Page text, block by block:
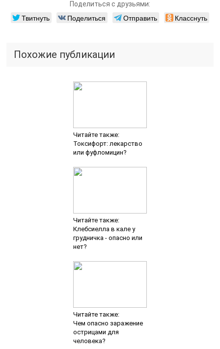
Поделиться с друзьями:
Твитнуть Поделиться Отправить Класснуть
Похожие публикации
Читайте также:
Токсифорт: лекарство
или фуфломицин?
Читайте также:
Клебсиелла в кале у
грудничка - опасно или
нет?
Читайте также:
Чем опасно заражение
острицами для
человека?